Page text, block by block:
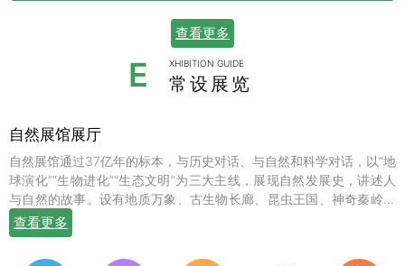
查看更多
E XHIBITION GUIDE
常设展览
自然展馆展厅
自然展馆通过37亿年的标本，与历史对话、与自然和科学对话，以“地
球演化”“生物进化”“生态文明”为三大主线，展现自然发展史，讲述人
与自然的故事。设有地质万象、古生物长廊、昆虫王国、神奇秦岭、
史前探秘、煤海之光和生命之光七个常设展厅，陈列有岩石鼻祖紫苏
斜长麻粒岩等矿物标本；有鱼龙、翼龙、马门溪龙、似银杏、新芦木
等珍贵的化石；有秦岭大熊猫、金丝猴、羚牛、朱鹮、珙桐、独叶草
查看更多